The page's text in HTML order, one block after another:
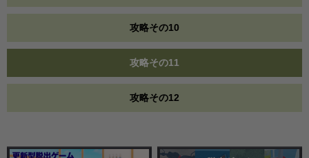
攻略その10
攻略その11
攻略その12